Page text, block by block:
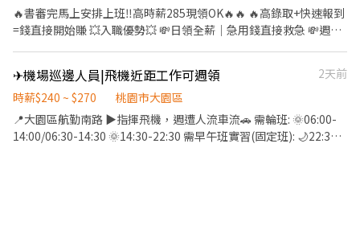
🔥書審完馬上安排上班‼️高時薪285現領OK🔥🔥 🔥高錄取+快速報到
=錢直接開始賺 💥入職優勢💥 💸日領全薪｜急用錢直接救急 💸週領
理 🔥無經驗也OK不用怕做不來👌 🔥工作時間： 🔥早班09:00-
18:00 💰$245 /H 🔥晚班15:00-24:00 💰 $275 /H 🔥晚八20:00-00:00
💰 $265 /H 🔥大夜班00:00-09:00 💰 $285 /H 🔥熱門 領薪方式：✔️ 匯
款 ✔️ 領現 ✔️ 轉他人帳戶 都OK✌🏻 上班地點：大園區建國路 📲應徵
方式： 加上我的官方：@309iwxhh 電話：0906855976 專員：紀
✈機場巡邊人員|飛機近距工作可週領
2天前
時薪$240 ~ $270
桃園市大園區
📍大園區航勤南路 ▶指揮飛機，週遭人流車流🚗 需輪班: 🌞06:00-
14:00/06:30-14:30 🌞14:30-22:30 需早午班實習(固定班): 🌙22:30-